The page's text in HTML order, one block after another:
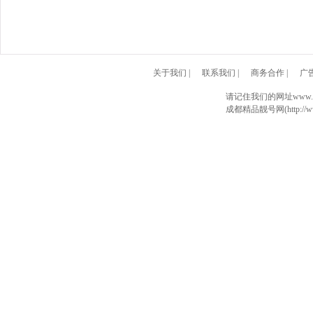
关于我们 联系我们 商务合作| 广
请记住我们的网址
成都精品靓号网(http://